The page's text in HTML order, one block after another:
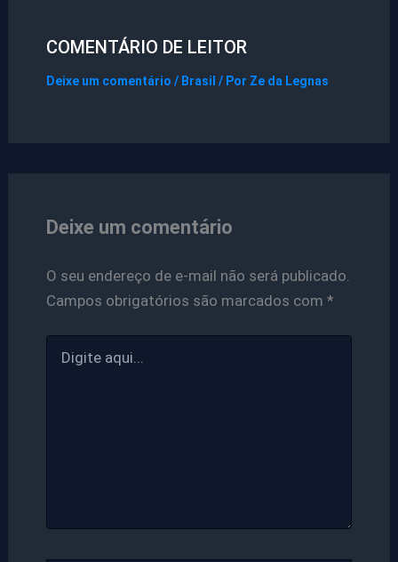
COMENTÁRIO DE LEITOR
Deixe um comentário / Brasil / Por Ze da Legnas
Deixe um comentário
O seu endereço de e-mail não será publicado.
Campos obrigatórios são marcados com *
aqui...